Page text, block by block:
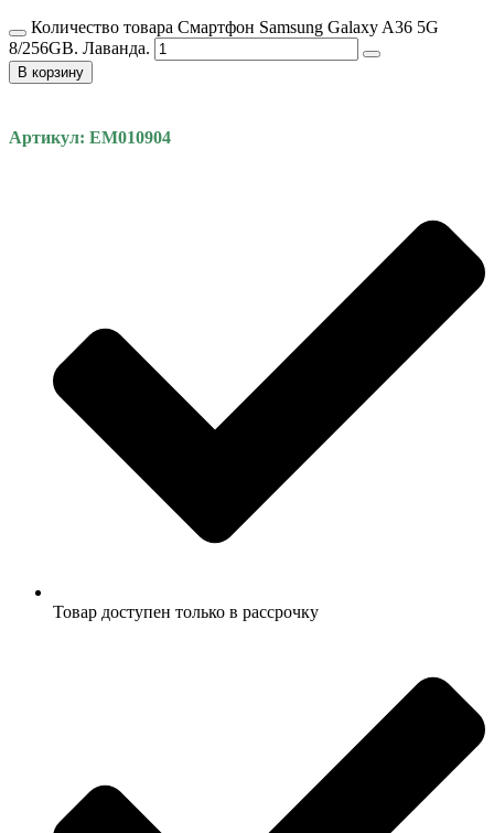
Количество товара Смартфон Samsung Galaxy A36 5G
8/256GB. Лаванда.
В корзину
Артикул: EM010904
Товар доступен только в рассрочку